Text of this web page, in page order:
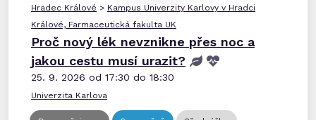
Hradec Králové > Kampus Univerzity Karlovy v Hradci
Králové, Farmaceutická fakulta UK
Proč nový lék nevznikne přes noc a
jakou cestu musí urazit?
25. 9. 2026 od 17:30 do 18:30
Univerzita Karlova